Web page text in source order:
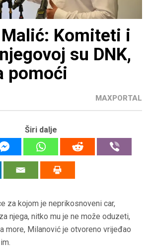
Komiteti i
su DNK,
pomoći
MAXPORTAL
Širi dalje
za kojom je neprikosnoveni car,
njega, nitko mu je ne može oduzeti,
more, Milanović je otvoreno vrijeđao